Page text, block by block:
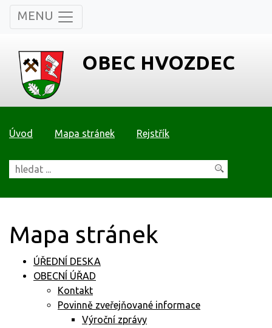
MENU
OBEC HVOZDEC
Úvod Mapa stránek Rejstřík
Mapa stránek
ÚŘEDNÍ DESKA
OBECNÍ ÚŘAD
Kontakt
Povinně zveřejňované informace
Výroční zprávy